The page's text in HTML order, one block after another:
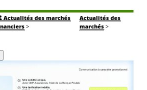
Actualités des marchés
>
Actualités des
marchés >